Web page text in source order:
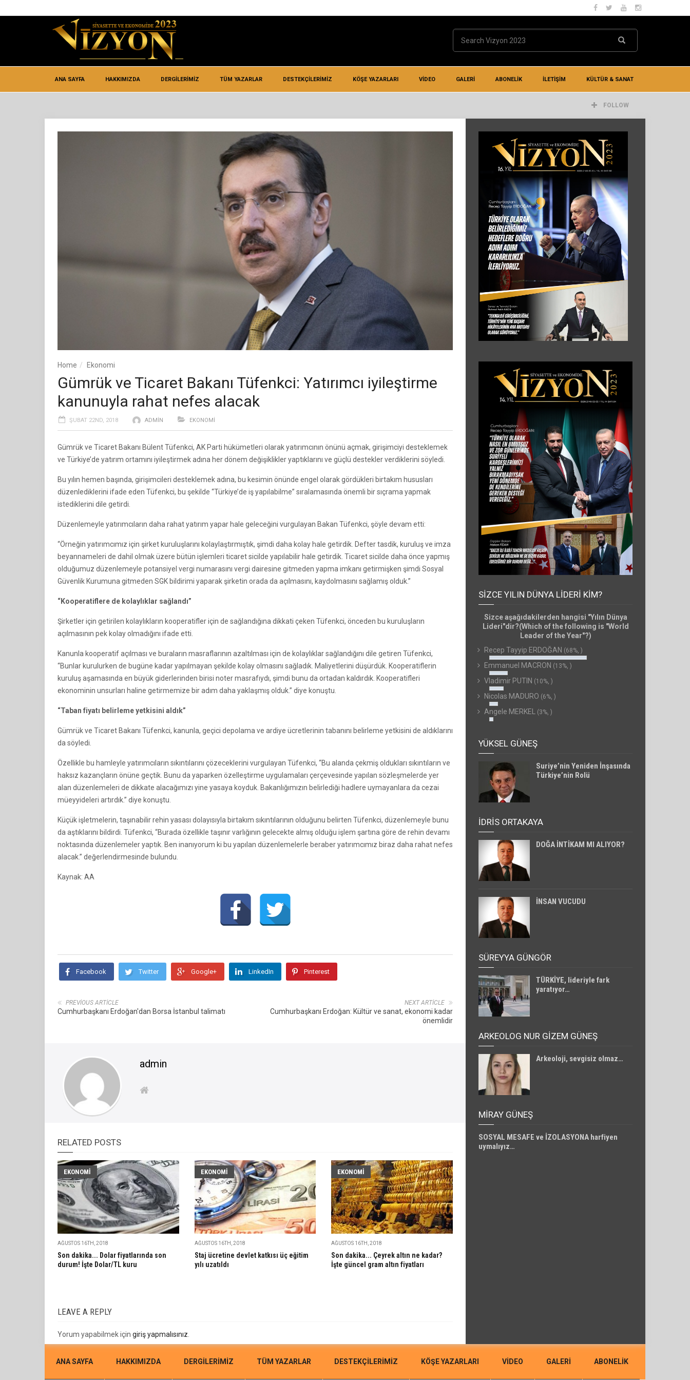
ANA SAYFA HAKKIMIZDA DERGİLERİMİZ TÜM YAZARLAR DESTEKÇILERIMIZ KÖŞE YAZARLARI VIDEO GALERİ ABONELİK İLETIŞIM KÜLTÜR & SANAT
FOLLOW
Home Ekonomi
Gümrük ve Ticaret Bakanı Tüfenkci: Yatırımcı iyileştirme
kanunuyla rahat nefes alacak
ŞUBAT 22ND, 2018 ADMIN EKONOMI
Gümrük ve Ticaret Bakanı Bülent Tüfenkci, AK Parti hükümetleri olarak yatırımcının önünü açmak, girişimciyi desteklemek
ve Türkiye’de yatırım ortamını iyileştirmek adına her dönem değişiklikler yaptıklarını ve güçlü destekler verdiklerini söyledi.
Bu yılın hemen başında, girişimcileri desteklemek adına, bu kesimin önünde engel olarak gördükleri birtakım hususları
düzenlediklerini ifade eden Tüfenkci, bu şekilde “Türkiye’de iş yapılabilme” sıralamasında önemli bir sıçrama yapmak
istediklerini dile getirdi.
Düzenlemeyle yatırımcıların daha rahat yatırım yapar hale geleceğini vurgulayan Bakan Tüfenkci, şöyle devam etti:
“Örneğin yatırımcımız için şirket kuruluşlarını kolaylaştırmıştık, şimdi daha kolay hale getirdik. Defter tasdik, kuruluş ve imza
beyannameleri de dahil olmak üzere bütün işlemleri ticaret sicilde yapılabilir hale getirdik. Ticaret sicilde daha önce yapmış
olduğumuz düzenlemeyle potansiyel vergi numarasını vergi dairesine gitmeden yapma imkanı getirmişken şimdi Sosyal
Güvenlik Kurumuna gitmeden SGK bildirimi yaparak şirketin orada da açılmasını, kaydolmasını sağlamış olduk.”
“Kooperatiflere de kolaylıklar sağlandı”
Şirketler için getirilen kolaylıkların kooperatifler için de sağlandığına dikkati çeken Tüfenkci, önceden bu kuruluşların
açılmasının pek kolay olmadığını ifade etti.
Kanunla kooperatif açılması ve buraların masraflarının azaltılması için de kolaylıklar sağlandığını dile getiren Tüfenkci,
“Bunlar kurulurken de bugüne kadar yapılmayan şekilde kolay olmasını sağladık. Maliyetlerini düşürdük. Kooperatiflerin
kuruluş aşamasında en büyük giderlerinden birisi noter masrafıydı, şimdi bunu da ortadan kaldırdık. Kooperatifleri
ekonominin unsurları haline getirmemize bir adım daha yaklaşmış olduk.” diye konuştu.
“Taban fiyatı belirleme yetkisini aldık”
Gümrük ve Ticaret Bakanı Tüfenkci, kanunla, geçici depolama ve ardiye ücretlerinin tabanını belirleme yetkisini de aldıklarını
da söyledi.
Özellikle bu hamleyle yatırımcıların sıkıntılarını çözeceklerini vurgulayan Tüfenkci, “Bu alanda çekmiş oldukları sıkıntıların ve
haksız kazançların önüne geçtik. Bunu da yaparken özelleştirme uygulamaları çerçevesinde yapılan sözleşmelerde yer
alan düzenlemeleri de dikkate alacağımızı yine yasaya koyduk. Bakanlığımızın belirlediği hadlere uymayanlara da cezai
müeyyideleri artırdık.” diye konuştu.
Küçük işletmelerin, taşınabilir rehin yasası dolayısıyla birtakım sıkıntılarının olduğunu belirten Tüfenkci, düzenlemeyle bunu
da aştıklarını bildirdi. Tüfenkci, “Burada özellikle taşınır varlığının gelecekte almış olduğu işlem şartına göre de rehin devamı
noktasında düzenlemeler yaptık. Ben inanıyorum ki bu yapılan düzenlemelerle beraber yatırımcımız biraz daha rahat nefes
alacak.” değerlendirmesinde bulundu.
Kaynak: AA
Facebook Twitter Google+ LinkedIn Pinterest
NEXT ARTICLE
Cumhurbaşkanı Erdoğan: Kültür ve sanat, ekonomi kadar
önemlidir
PREVIOUS ARTICLE
Cumhurbaşkanı Erdoğan'dan Borsa İstanbul talimatı
admin
RELATED POSTS
EKONOMI
AĞUSTOS 16TH, 2018
Son dakika... Dolar fiyatlarında son
durum! İşte Dolar/TL kuru
EKONOMI
AĞUSTOS 16TH, 2018
Staj ücretine devlet katkısı üç eğitim
yılı uzatıldı
EKONOMI
AĞUSTOS 16TH, 2018
Son dakika... Çeyrek altın ne kadar?
İşte güncel gram altın fiyatları
LEAVE A REPLY
Yorum yapabilmek için giriş yapmalısınız
SIZCE YILIN DÜNYA LIDERI KIM?
Sizce aşağıdakilerden hangisi "Yılın Dünya
Lideri"dir?(Which of the following is "World
Leader of the Year"?)
Recep Tayyip ERDOĞAN (68%, )
Emmanuel MACRON (13%, )
Vladimir PUTIN (10%, )
Nicolas MADURO (6%, )
Angele MERKEL (3%, )
YÜKSEL GÜNEŞ
Suriye’nin Yeniden İnşasında
Türkiye’nin Rolü
İDRİS ORTAKAYA
DOĞA İNTİKAM MI ALIYOR?
İNSAN VUCUDU
SÜREYYA GÜNGÖR
TÜRKİYE, lideriyle fark
yaratıyor…
ARKEOLOG NUR GİZEM GÜNEŞ
Arkeoloji, sevgisiz olmaz…
MIRAY GÜNEŞ
SOSYAL MESAFE ve İZOLASYONA harfiyen
uymalıyız…
ANA SAYFA HAKKIMIZDA DERGİLERİMİZ TÜM YAZARLAR DESTEKÇILERIMIZ KÖŞE YAZARLARI VIDEO GALERİ ABONELİK